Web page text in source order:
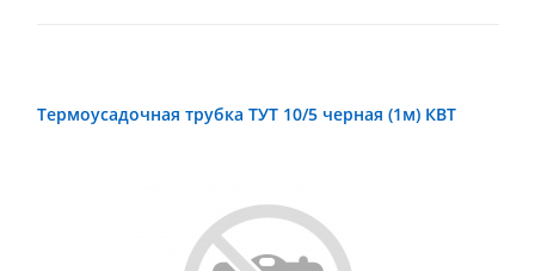
Термоусадочная трубка ТУТ 10/5 черная (1м) КВТ